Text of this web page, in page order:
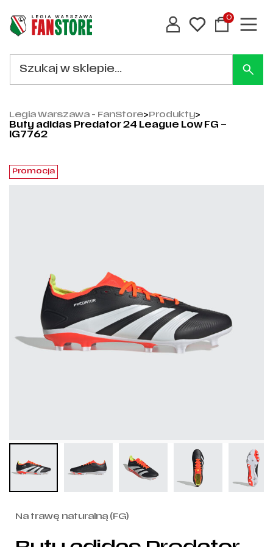
0
Legia Warszawa - FanStore>Produkty>
Buty adidas Predator 24 League Low FG –
IG7762
Promocja
Na trawę naturalną (FG)